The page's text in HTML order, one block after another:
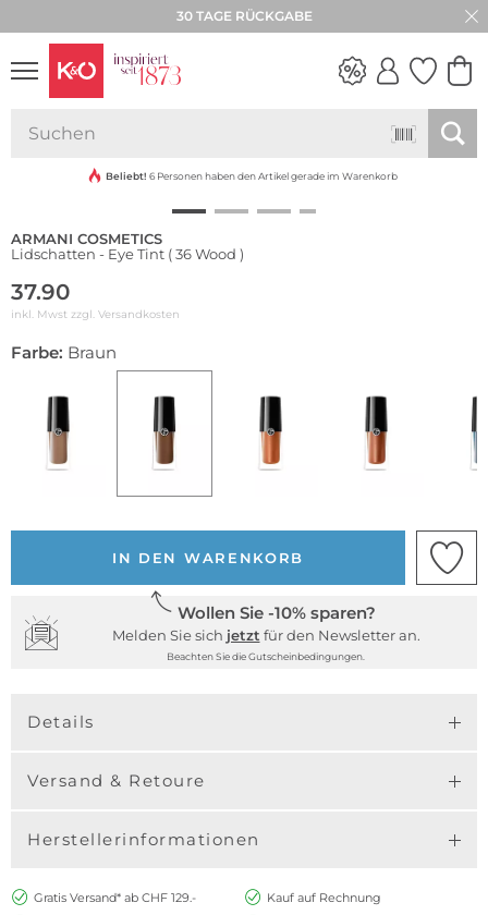
30 TAGE RÜCKGABE
VIBES
Beliebt! 6 Personen haben den Artikel gerade im Warenkorb
ARMANI COSMETICS
Lidschatten - Eye Tint ( 36 Wood )
37.90
inkl. Mwst zzgl. Versandkosten
Farbe: Braun
IN DEN WARENKORB
Wollen Sie -10% sparen?
Melden Sie sich jetzt für den Newsletter an.
Beachten Sie die Gutscheinbedingungen.
Details
Versand & Retoure
Herstellerinformationen
Gratis Versand* ab CHF 129.-
Kauf auf Rechnung